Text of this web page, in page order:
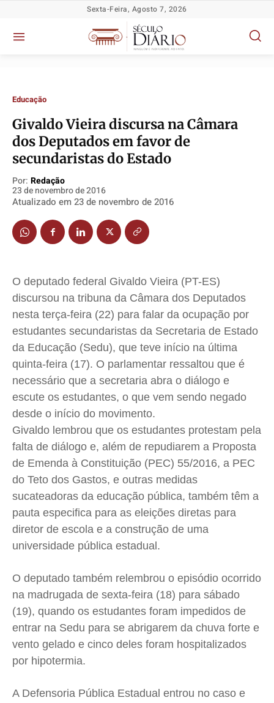
Política
Socioeconômicas
TV Século
Justiça
Segurança
Cidades
Economia
Cultura
Colunas
Caetano Roque
Gustavo Bastos
Wanda Sily
Publicidade Legal
Anuncie
Contato
Anuncie
Termos de Uso
Privacidade
Política
Socioeconômicas
TV Século
Justiça
Segurança
Cidades
Economia
Cultura
Colunas
Caetano Roque
Gustavo Bastos
Wanda Sily
Publicidade Legal
Anuncie
Contato
Anuncie
Termos de Uso
Privacidade
Política
Socioeconômicas
TV Século
Justiça
Segurança
Cidades
Economia
Cultura
Colunas
Caetano Roque
Gustavo Bastos
Wanda Sily
Publicidade Legal
Anuncie
Contato
Anuncie
Termos de Uso
Privacidade
Política
Socioeconômicas
TV Século
Justiça
Segurança
Cidades
Economia
Cultura
Colunas
Caetano Roque
Gustavo Bastos
Wanda Sily
Publicidade Legal
Anuncie
Contato
Anuncie
Termos de Uso
Privacidade
Sexta-Feira, Agosto 7, 2026
Educação
Givaldo Vieira discursa na Câmara
dos Deputados em favor de
secundaristas do Estado
Por: Redação
23 de novembro de 2016
Atualizado em 23 de novembro de 2016
O deputado federal Givaldo Vieira (PT-ES)
discursou na tribuna da Câmara dos Deputados
nesta terça-feira (22) para falar da ocupação por
estudantes secundaristas da Secretaria de Estado
da Educação (Sedu), que teve início na última
quinta-feira (17). O parlamentar ressaltou que é
necessário que a secretaria abra o diálogo e
escute os estudantes, o que vem sendo negado
desde o início do movimento.
Givaldo lembrou que os estudantes protestam pela
falta de diálogo e, além de repudiarem a Proposta
de Emenda à Constituição (PEC) 55/2016, a PEC
do Teto dos Gastos, e outras medidas
sucateadoras da educação pública, também têm a
pauta especifica para as eleições diretas para
diretor de escola e a construção de uma
universidade pública estadual.
O deputado também relembrou o episódio ocorrido
na madrugada de sexta-feira (18) para sábado
(19), quando os estudantes foram impedidos de
entrar na Sedu para se abrigarem da chuva forte e
vento gelado e cinco deles foram hospitalizados
por hipotermia.
A Defensoria Pública Estadual entrou no caso e